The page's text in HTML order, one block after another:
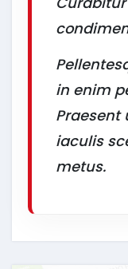
in enim
Praesent
iaculis
metus.